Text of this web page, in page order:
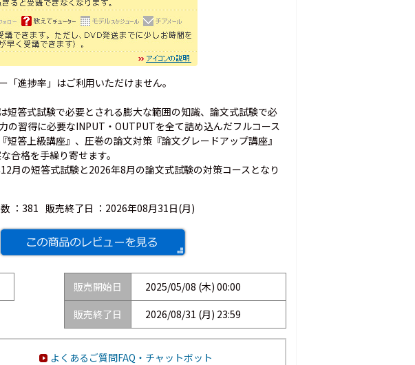
「進捗率」はご利用いただけません。
短答式試験で必要とされる膨大な範囲の知識、論文式試験で必
の習得に必要なINPUT・OUTPUTを全て詰め込んだフルコース
短答上級講座』、圧巻の論文対策『論文グレードアップ講座』
合格を手繰り寄せます。
月の短答式試験と2026年8月の論文式試験の対策コースとなり
： 381 販売終了日 ： 2026年08月31日(月)
販売開始日
2025/05/08 (木) 00:00
販売終了日
2026/08/31 (月) 23:59
よくあるご質問FAQ・チャットボット